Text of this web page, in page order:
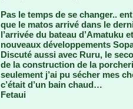
Pas le temps de se changer..
que le matos arrivé dans le
l’arrivée du bateau d’Amatuku
nouveaux développements
Discuté aussi avec Ruru, le
de la construction de la
seulement j’ai pu sécher mes
c’était d’un bain chaud…
Fetaui